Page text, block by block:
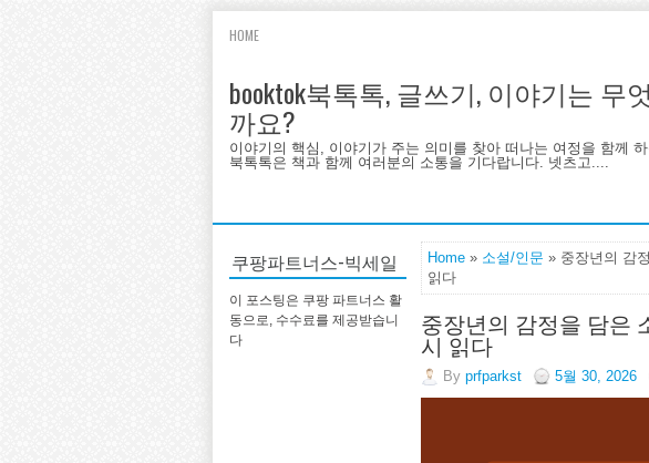
HOME
booktok북톡톡, 글쓰기, 이야기는 무
까요?
이야기의 핵심, 이야기가 주는 의미를 찾아 떠나는 여정을 함께
북톡톡은 책과 함께 여러분의 소통을 기다랍니다. 넷츠고....
쿠팡파트너스-빅세일
이 포스팅은 쿠팡 파트너스 활
동으로, 수수료를 제공받습니
다
Home » 소설/인문 » 중장년의 감
읽다
중장년의 감정을 담은
시 읽다
By prfparkst 5월 30, 2026